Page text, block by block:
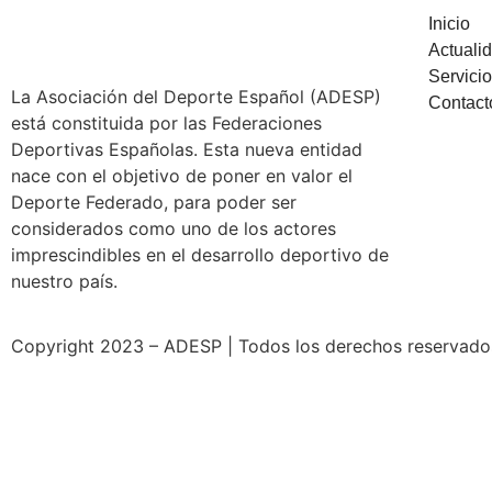
La Asociación del Deporte Español (ADESP)
está constituida por las Federaciones
Deportivas Españolas. Esta nueva entidad
nace con el objetivo de poner en valor el
Deporte Federado, para poder ser
considerados como uno de los actores
imprescindibles en el desarrollo deportivo de
nuestro país.
Inicio
Copyright 2023 – ADESP | Todos los derechos